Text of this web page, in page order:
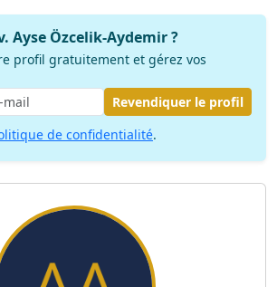
Ayse Özcelik-Aydemir ?
profil gratuitement et gérez vos
Revendiquer le profil
de confidentialité.